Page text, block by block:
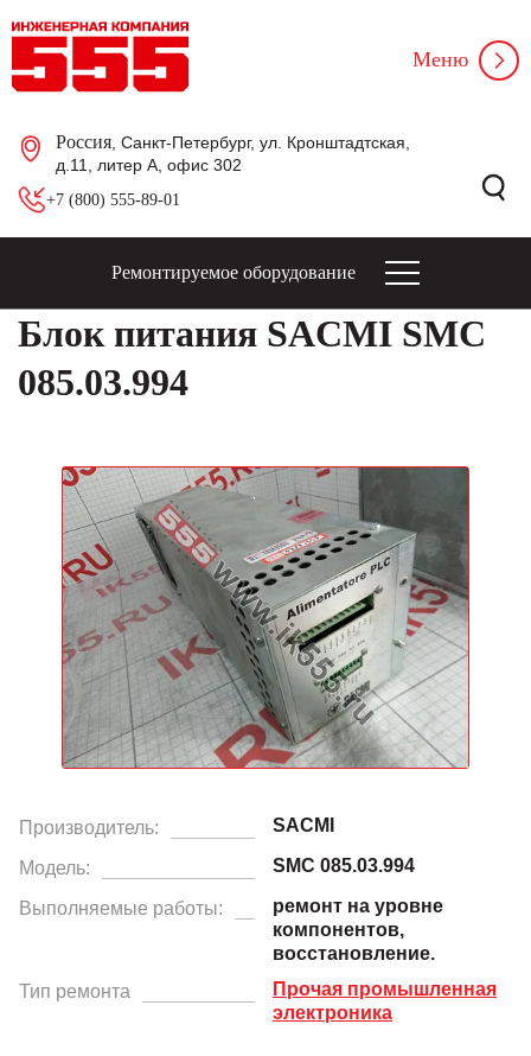
Россия , Санкт-Петербург, ул. Кронштадтская,
д.11, литер А, офис 302
+7 (800) 555-89-01
Меню
Ремонтируемое оборудование
Блок питания SACMI SMC
085.03.994
Производитель: SACMI
Модель: SMC 085.03.994
Выполняемые работы:
ремонт на уровне
компонентов,
восстановление.
Тип ремонта
Прочая промышленная
электроника